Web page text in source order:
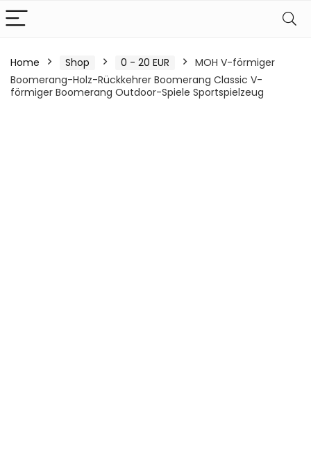
Home Shop 0 - 20 EUR
MOH V-förmiger
Boomerang-Holz-Rückkehrer Boomerang Classic V-
förmiger Boomerang Outdoor-Spiele Sportspielzeug